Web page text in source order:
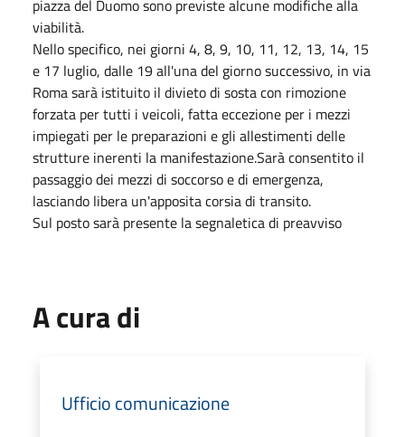
piazza del Duomo sono previste alcune modifiche alla
viabilità.
Nello specifico, nei giorni 4, 8, 9, 10, 11, 12, 13, 14, 15
e 17 luglio, dalle 19 all'una del giorno successivo, in via
Roma sarà istituito il divieto di sosta con rimozione
forzata per tutti i veicoli, fatta eccezione per i mezzi
impiegati per le preparazioni e gli allestimenti delle
strutture inerenti la manifestazione.Sarà consentito il
passaggio dei mezzi di soccorso e di emergenza,
lasciando libera un'apposita corsia di transito.
Sul posto sarà presente la segnaletica di preavviso
A cura di
Ufficio comunicazione